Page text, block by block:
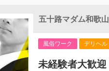
五十路マダム和歌
風俗ワーク デリヘル
未経験者大歓迎